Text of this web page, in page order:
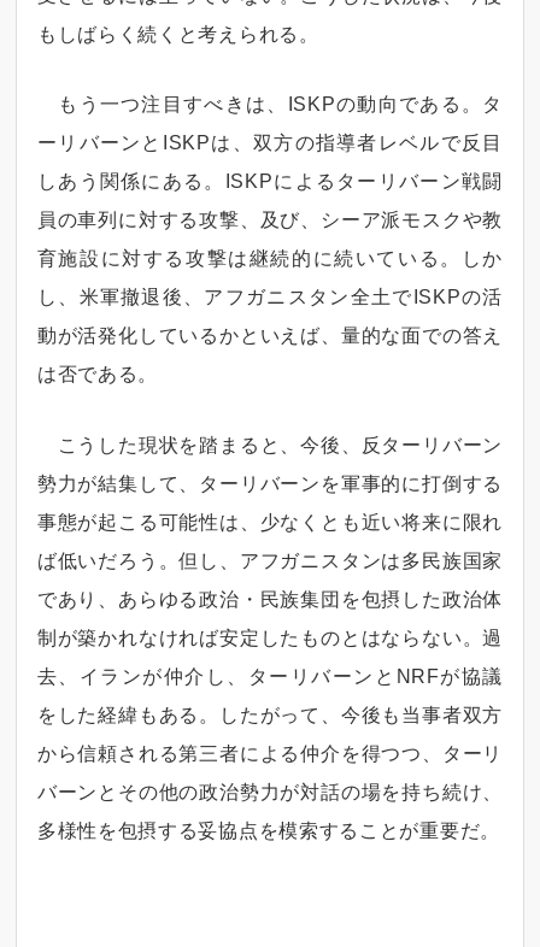
もしばらく続くと考えられる。
もう一つ注目すべきは、ISKPの動向である。タ
ーリバーンとISKPは、双方の指導者レベルで反目
しあう関係にある。ISKPによるターリバーン戦闘
員の車列に対する攻撃、及び、シーア派モスクや教
育施設に対する攻撃は継続的に続いている。しか
し、米軍撤退後、アフガニスタン全土でISKPの活
動が活発化しているかといえば、量的な面での答え
は否である。
こうした現状を踏まると、今後、反ターリバーン
勢力が結集して、ターリバーンを軍事的に打倒する
事態が起こる可能性は、少なくとも近い将来に限れ
ば低いだろう。但し、アフガニスタンは多民族国家
であり、あらゆる政治・民族集団を包摂した政治体
制が築かれなければ安定したものとはならない。過
去、イランが仲介し、ターリバーンとNRFが協議
をした経緯もある。したがって、今後も当事者双方
から信頼される第三者による仲介を得つつ、ターリ
バーンとその他の政治勢力が対話の場を持ち続け、
多様性を包摂する妥協点を模索することが重要だ。